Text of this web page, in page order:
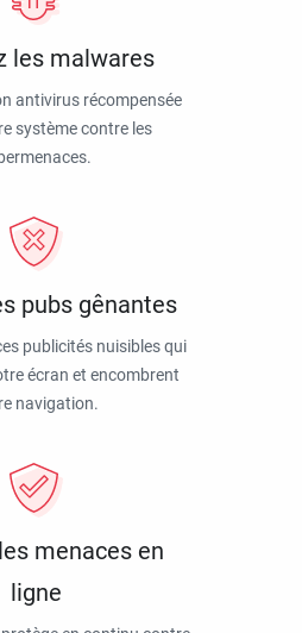
les malwares
antivirus récompensée
système contre les
pubs gênantes
publicités nuisibles qui
écran et encombrent
navigation.
menaces en
ligne